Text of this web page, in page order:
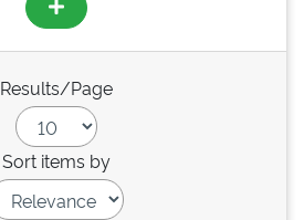
Results/Page
Sort items by